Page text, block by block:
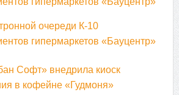
очереди К-10
гипермаркетов «Бауцентр»